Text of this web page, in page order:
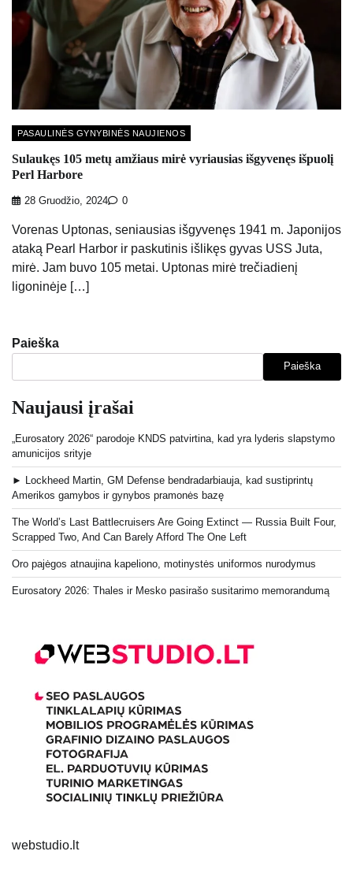
PASAULINĖS GYNYBINĖS NAUJIENOS
Sulaukęs 105 metų amžiaus mirė vyriausias išgyvenęs išpuolį
Perl Harbore
28 Gruodžio, 2024 0
Vorenas Uptonas, seniausias išgyvenęs 1941 m. Japonijos
ataką Pearl Harbor ir paskutinis išlikęs gyvas USS Juta,
mirė. Jam buvo 105 metai. Uptonas mirė trečiadienį
ligoninėje […]
Paieška
Paieška
Naujausi įrašai
„Eurosatory 2026“ parodoje KNDS patvirtina, kad yra lyderis slapstymo
amunicijos srityje
► Lockheed Martin, GM Defense bendradarbiauja, kad sustiprintų
Amerikos gamybos ir gynybos pramonės bazę
The World’s Last Battlecruisers Are Going Extinct — Russia Built Four,
Scrapped Two, And Can Barely Afford The One Left
Oro pajėgos atnaujina kapeliono, motinystės uniformos nurodymus
Eurosatory 2026: Thales ir Mesko pasirašo susitarimo memorandumą
webstudio.lt